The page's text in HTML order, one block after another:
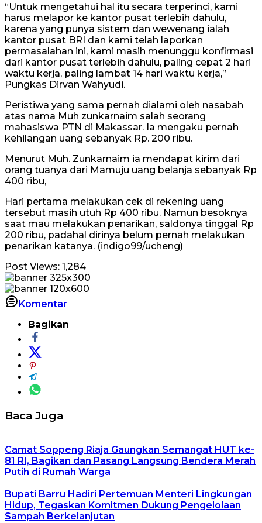
“Untuk mengetahui hal itu secara terperinci, kami
harus melapor ke kantor pusat terlebih dahulu,
karena yang punya sistem dan wewenang ialah
kantor pusat BRI dan kami telah laporkan
permasalahan ini, kami masih menunggu konfirmasi
dari kantor pusat terlebih dahulu, paling cepat 2 hari
waktu kerja, paling lambat 14 hari waktu kerja,”
Pungkas Dirvan Wahyudi.
Peristiwa yang sama pernah dialami oleh nasabah
atas nama Muh zunkarnaim salah seorang
mahasiswa PTN di Makassar. Ia mengaku pernah
kehilangan uang sebanyak Rp. 200 ribu.
Menurut Muh. Zunkarnaim ia mendapat kirim dari
orang tuanya dari Mamuju uang belanja sebanyak Rp
400 ribu,
Hari pertama melakukan cek di rekening uang
tersebut masih utuh Rp 400 ribu. Namun besoknya
saat mau melakukan penarikan, saldonya tinggal Rp
200 ribu, padahal dirinya belum pernah melakukan
penarikan katanya. (indigo99/ucheng)
Post Views: 1,284
Komentar
Bagikan
Baca Juga
Camat Soppeng Riaja Gaungkan Semangat HUT ke-
81 RI, Bagikan dan Pasang Langsung Bendera Merah
Putih di Rumah Warga
Bupati Barru Hadiri Pertemuan Menteri Lingkungan
Hidup, Tegaskan Komitmen Dukung Pengelolaan
Sampah Berkelanjutan